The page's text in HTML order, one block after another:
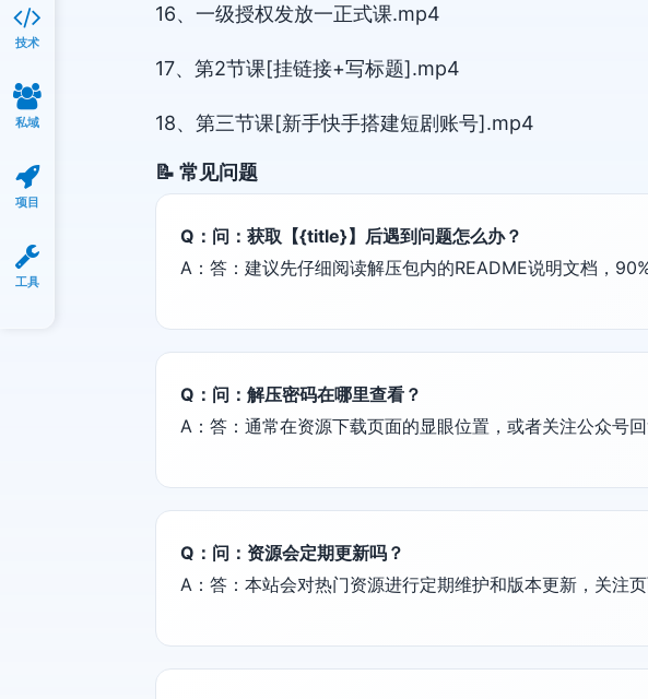
16、一级授权发放一正式课.mp4
17、第2节课[挂链接+写标题].mp4
18、第三节课[新手快手搭建短剧账号].mp4
📝 常见问题
Q：问：获取【{title}】后遇到问题怎么办？
A：答：建议先仔细阅读解压包内的README说明文档，
Q：问：解压密码在哪里查看？
A：答：通常在资源下载页面的显眼位置，或者关注公众号回
Q：问：资源会定期更新吗？
A：答：本站会对热门资源进行定期维护和版本更新，关注页
技术
私域
项目
工具